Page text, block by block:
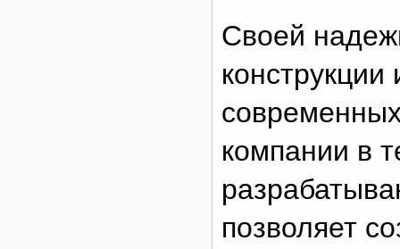
Своей
компании в
позволяет